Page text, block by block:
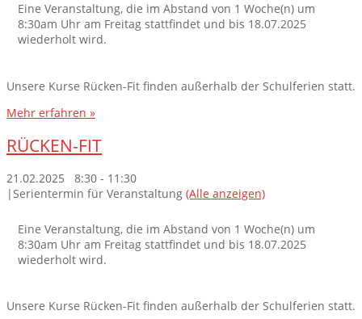
Eine Veranstaltung, die im Abstand von 1 Woche(n) um
8:30am Uhr am Freitag stattfindet und bis 18.07.2025
wiederholt wird.
Unsere Kurse Rücken-Fit finden außerhalb der Schulferien statt.
Mehr erfahren »
RÜCKEN-FIT
21.02.2025 8:30 - 11:30
|Serientermin für Veranstaltung (Alle anzeigen)
Eine Veranstaltung, die im Abstand von 1 Woche(n) um
8:30am Uhr am Freitag stattfindet und bis 18.07.2025
wiederholt wird.
Unsere Kurse Rücken-Fit finden außerhalb der Schulferien statt.